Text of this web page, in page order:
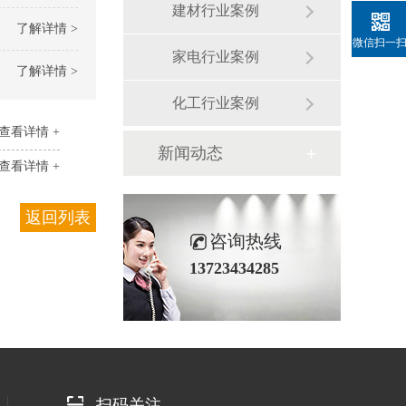
了解详情 >
了解详情 >
看详情 +
看详情 +
返回列表
建材行业案例
家电行业案例
化工行业案例
新闻动态
咨询热线
13723434285
微信扫一扫